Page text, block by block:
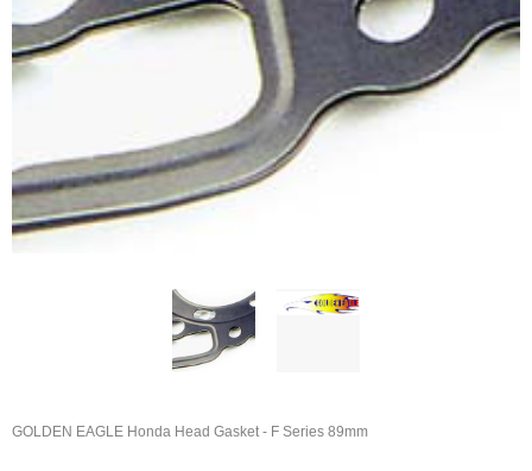
GOLDEN EAGLE Honda Head Gasket - F Series 89mm